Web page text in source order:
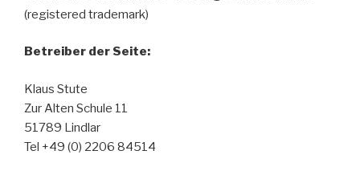
(registered trademark)
Betreiber der Seite:
Klaus Stute
Zur Alten Schule 11
51789 Lindlar
Tel +49 (0) 2206 84514